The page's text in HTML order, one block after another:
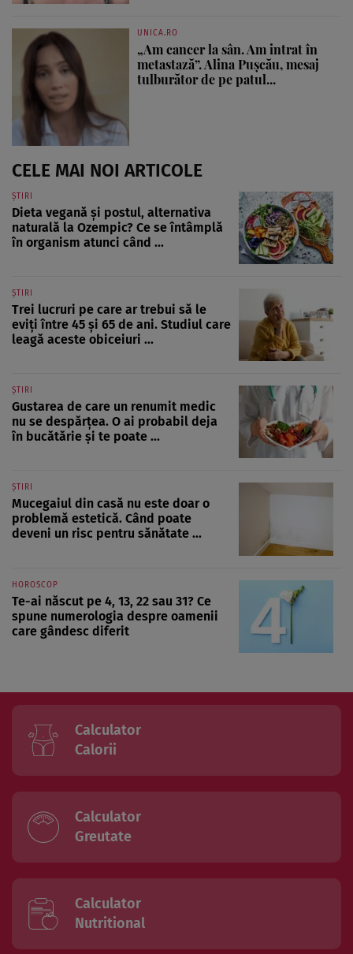
UNICA.RO
„Am cancer la sân. Am intrat în
metastază”. Alina Pușcău, mesaj
tulburător de pe patul...
CELE MAI NOI ARTICOLE
ȘTIRI
Dieta vegană și postul, alternativa
naturală la Ozempic? Ce se întâmplă
în organism atunci când ...
ȘTIRI
Trei lucruri pe care ar trebui să le
eviți între 45 și 65 de ani. Studiul care
leagă aceste obiceiuri ...
ȘTIRI
Gustarea de care un renumit medic
nu se despărțea. O ai probabil deja
în bucătărie și te poate ...
ȘTIRI
Mucegaiul din casă nu este doar o
problemă estetică. Când poate
deveni un risc pentru sănătate ...
HOROSCOP
Te-ai născut pe 4, 13, 22 sau 31? Ce
spune numerologia despre oamenii
care gândesc diferit
Calculator
Calorii
Calculator
Greutate
Calculator
Nutritional